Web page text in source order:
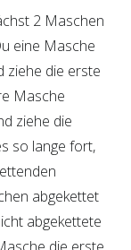
2 Maschen
eine Masche
ziehe die erste
Masche
ziehe die
so lange fort,
abgekettet
abgekettete
die erste